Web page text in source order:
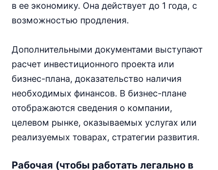
в ее экономику. Она действует до 1 года, с
возможностью продления.
Дополнительными документами выступают
расчет инвестиционного проекта или
бизнес-плана, доказательство наличия
необходимых финансов. В бизнес-плане
отображаются сведения о компании,
целевом рынке, оказываемых услугах или
реализуемых товарах, стратегии развития.
Рабочая (чтобы работать легально в